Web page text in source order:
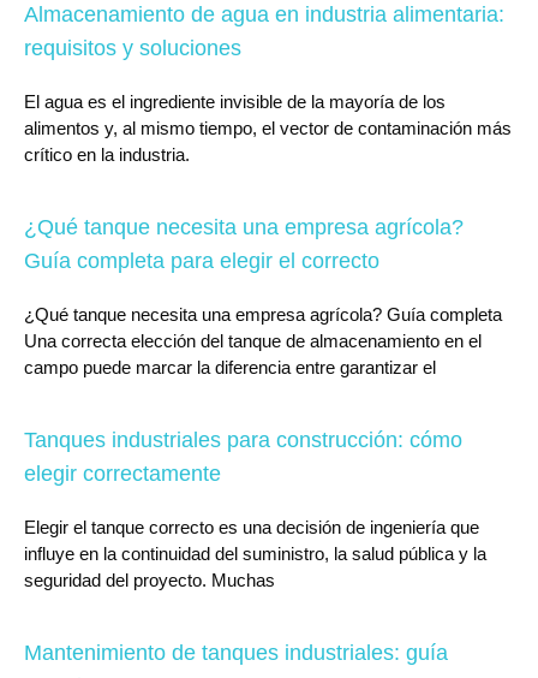
Almacenamiento de agua en industria alimentaria:
requisitos y soluciones
El agua es el ingrediente invisible de la mayoría de los
alimentos y, al mismo tiempo, el vector de contaminación más
crítico en la industria.
¿Qué tanque necesita una empresa agrícola?
Guía completa para elegir el correcto
¿Qué tanque necesita una empresa agrícola? Guía completa
Una correcta elección del tanque de almacenamiento en el
campo puede marcar la diferencia entre garantizar el
Tanques industriales para construcción: cómo
elegir correctamente
Elegir el tanque correcto es una decisión de ingeniería que
influye en la continuidad del suministro, la salud pública y la
seguridad del proyecto. Muchas
Mantenimiento de tanques industriales: guía